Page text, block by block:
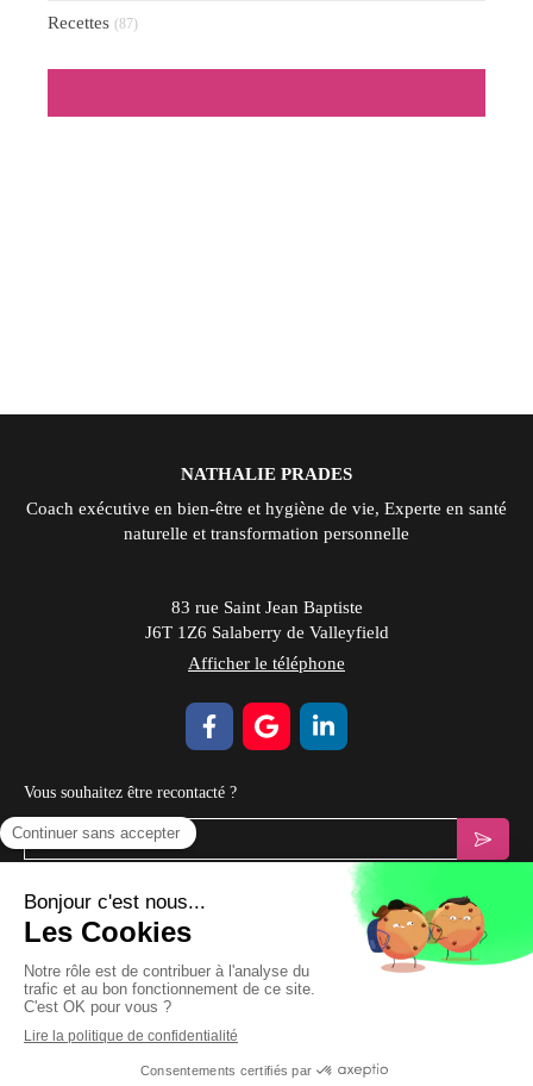
Recettes (87)
NATHALIE PRADES
Coach exécutive en bien-être et hygiène de vie, Experte en santé
naturelle et transformation personnelle
83 rue Saint Jean Baptiste
J6T 1Z6 Salaberry de Valleyfield
Afficher le téléphone
Vous souhaitez être recontacté ?
Votre email
Prendre Rendez-vous
Mentions légales & CGV
Création et référencement du site par Simplébo